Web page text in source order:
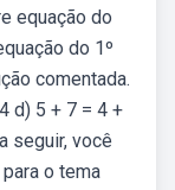
equação do
do 1º
comentada.
d) 5 + 7 = 4 +
seguir, você
o tema